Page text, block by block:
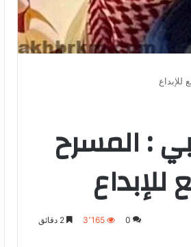
: المسرح
0 3٬165 2 دقائق